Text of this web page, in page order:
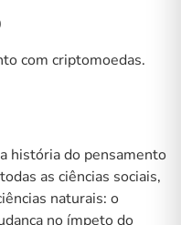
com criptomoedas.
história do pensamento
as ciências sociais,
naturais: o
no ímpeto do